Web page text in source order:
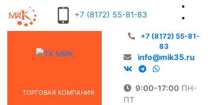
+7 (8172) 55-81-83
ТОРГОВАЯ КОМПАНИЯ
+7 (8172) 55-81-
83
info@mik35.ru
9:00-17:00 ПН-
ПТ